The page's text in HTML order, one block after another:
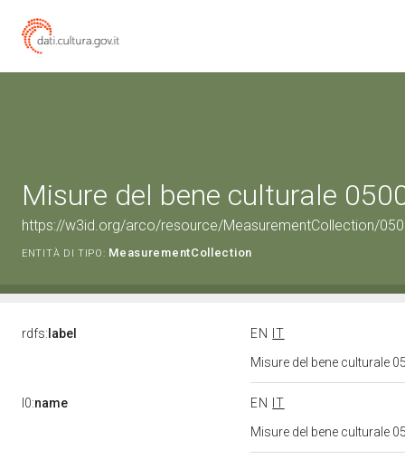
Misure del bene culturale
https://w3id.org/arco/resource/MeasurementCollection/
ENTITÀ DI TIPO: MeasurementCollection
rdfs: label EN
IT
Misure del bene culturale
l0:name EN
IT
Misure del bene culturale